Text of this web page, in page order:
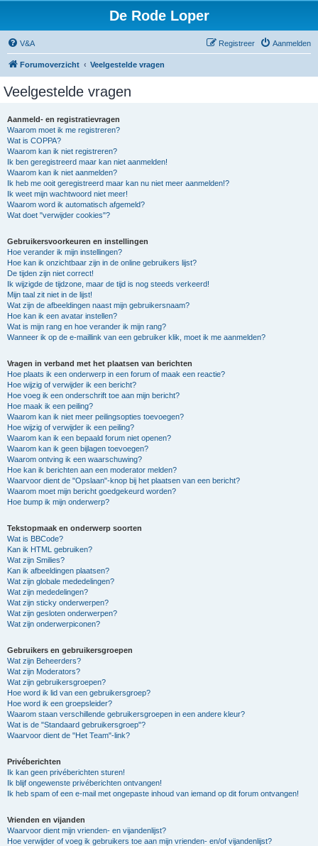
De Rode Loper
V&A Aanmelden
Registreer
Forumoverzicht Veelgestelde vragen
Veelgestelde vragen
Aanmeld- en registratievragen
Waarom moet ik me registreren?
Wat is COPPA?
Waarom kan ik niet registreren?
Ik ben geregistreerd maar kan niet aanmelden!
Waarom kan ik niet aanmelden?
Ik heb me ooit geregistreerd maar kan nu niet meer aanmelden!?
Ik weet mijn wachtwoord niet meer!
Waarom word ik automatisch afgemeld?
Wat doet "verwijder cookies"?
Gebruikersvoorkeuren en instellingen
Hoe verander ik mijn instellingen?
Hoe kan ik onzichtbaar zijn in de online gebruikers lijst?
De tijden zijn niet correct!
Ik wijzigde de tijdzone, maar de tijd is nog steeds verkeerd!
Mijn taal zit niet in de lijst!
Wat zijn de afbeeldingen naast mijn gebruikersnaam?
Hoe kan ik een avatar instellen?
Wat is mijn rang en hoe verander ik mijn rang?
Wanneer ik op de e-maillink van een gebruiker klik, moet ik me aanmelden?
Vragen in verband met het plaatsen van berichten
Hoe plaats ik een onderwerp in een forum of maak een reactie?
Hoe wijzig of verwijder ik een bericht?
Hoe voeg ik een onderschrift toe aan mijn bericht?
Hoe maak ik een peiling?
Waarom kan ik niet meer peilingsopties toevoegen?
Hoe wijzig of verwijder ik een peiling?
Waarom kan ik een bepaald forum niet openen?
Waarom kan ik geen bijlagen toevoegen?
Waarom ontving ik een waarschuwing?
Hoe kan ik berichten aan een moderator melden?
Waarvoor dient de "Opslaan"-knop bij het plaatsen van een bericht?
Waarom moet mijn bericht goedgekeurd worden?
Hoe bump ik mijn onderwerp?
Tekstopmaak en onderwerp soorten
Wat is BBCode?
Kan ik HTML gebruiken?
Wat zijn Smilies?
Kan ik afbeeldingen plaatsen?
Wat zijn globale mededelingen?
Wat zijn mededelingen?
Wat zijn sticky onderwerpen?
Wat zijn gesloten onderwerpen?
Wat zijn onderwerpiconen?
Gebruikers en gebruikersgroepen
Wat zijn Beheerders?
Wat zijn Moderators?
Wat zijn gebruikersgroepen?
Hoe word ik lid van een gebruikersgroep?
Hoe word ik een groepsleider?
Waarom staan verschillende gebruikersgroepen in een andere kleur?
Wat is de "Standaard gebruikersgroep"?
Waarvoor dient de "Het Team"-link?
Privéberichten
Ik kan geen privéberichten sturen!
Ik blijf ongewenste privéberichten ontvangen!
Ik heb spam of een e-mail met ongepaste inhoud van iemand op dit forum ontvangen!
Vrienden en vijanden
Waarvoor dient mijn vrienden- en vijandenlijst?
Hoe verwijder of voeg ik gebruikers toe aan mijn vrienden- en/of vijandenlijst?